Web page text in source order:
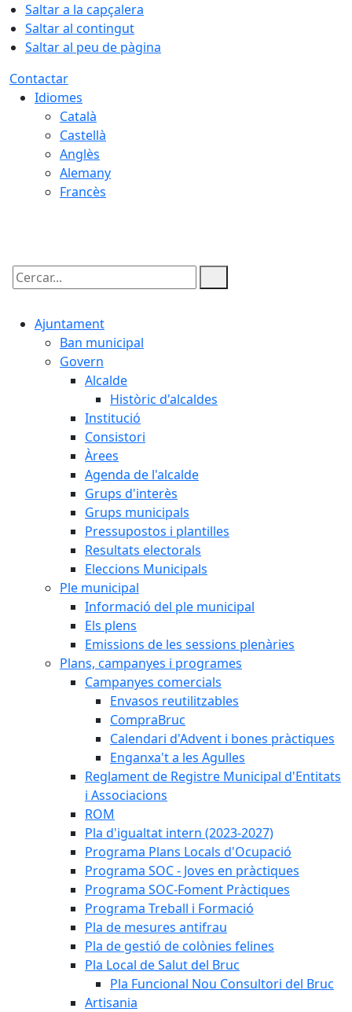
Saltar a la capçalera
Saltar al contingut
Saltar al peu de pàgina
Contactar
Idiomes
Català
Castellà
Anglès
Alemany
Francès
Cercar:
Ajuntament
Ban municipal
Govern
Alcalde
Històric d'alcaldes
Institució
Consistori
Àrees
Agenda de l'alcalde
Grups d'interès
Grups municipals
Pressupostos i plantilles
Resultats electorals
Eleccions Municipals
Ple municipal
Informació del ple municipal
Els plens
Emissions de les sessions plenàries
Plans, campanyes i programes
Campanyes comercials
Envasos reutilitzables
CompraBruc
Calendari d'Advent i bones pràctiques
Enganxa't a les Agulles
Reglament de Registre Municipal d'Entitats
i Associacions
ROM
Pla d'igualtat intern (2023-2027)
Programa Plans Locals d'Ocupació
Programa SOC - Joves en pràctiques
Programa SOC-Foment Pràctiques
Programa Treball i Formació
Pla de mesures antifrau
Pla de gestió de colònies felines
Pla Local de Salut del Bruc
Pla Funcional Nou Consultori del Bruc
Artisania